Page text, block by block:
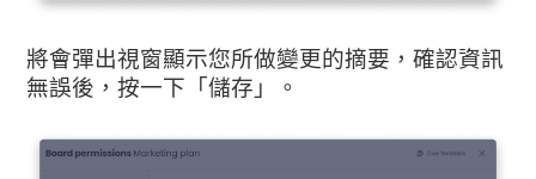
將會彈出視窗顯示您所做變更的摘要，確認資訊
無誤後 ，按一下「儲存」。